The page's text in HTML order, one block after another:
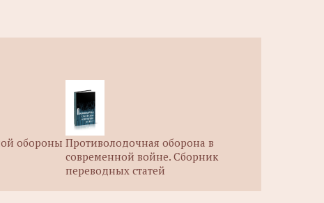
обороны Противолодочная оборона в
современной войне. Сборник
переводных статей